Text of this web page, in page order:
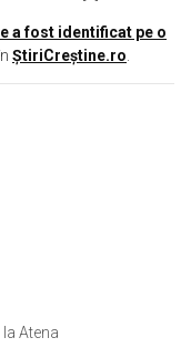
a fost identificat pe o
ȘtiriCreștine.ro
Atena